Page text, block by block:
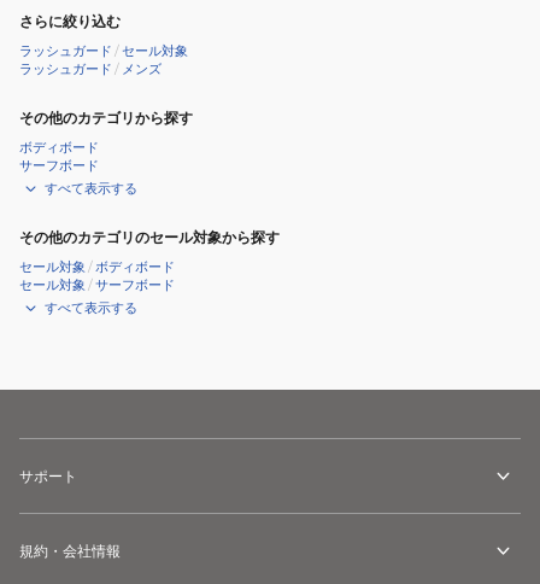
さらに絞り込む
ラッシュガード /セール対象
ラッシュガード / メンズ
その他のカテゴリから探す
ボディボード
サーフボード
すべて表示する
その他のカテゴリのセール対象から探す
セール対象 /ボディボード
セール対象 /サーフボード
すべて表示する
サポート
規約・会社情報